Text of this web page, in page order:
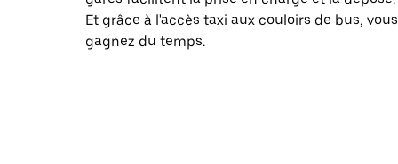
Et grâce à l'accès taxi aux couloirs de bus, vous
gagnez du temps.